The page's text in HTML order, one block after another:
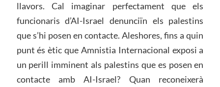
llavors. Cal imaginar perfectament que els
funcionaris d’AI-Israel denunciïn els palestins
que s’hi posen en contacte. Aleshores, fins a quin
punt és ètic que Amnistia Internacional exposi a
un perill imminent als palestins que es posen en
contacte amb AI-Israel? Quan reconeixerà